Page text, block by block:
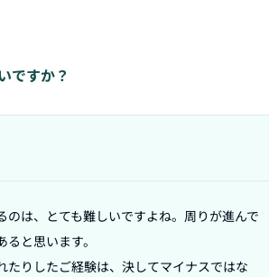
ですか？
は、とても難しいですよね。周りが進んで
と思います。
りしたご経験は、決してマイナスではな